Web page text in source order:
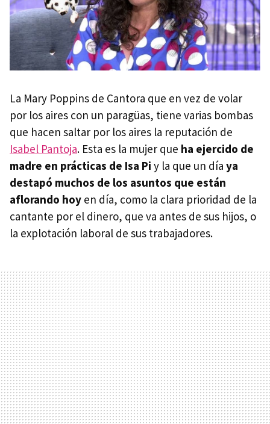
La Mary Poppins de Cantora que en vez de volar
por los aires con un paragüas, tiene varias bombas
que hacen saltar por los aires la reputación de
Isabel Pantoja. Esta es la mujer que ha ejercido de
madre en prácticas de Isa Pi y la que un día ya
destapó muchos de los asuntos que están
aflorando hoy en día, como la clara prioridad de la
cantante por el dinero, que va antes de sus hijos, o
la explotación laboral de sus trabajadores.